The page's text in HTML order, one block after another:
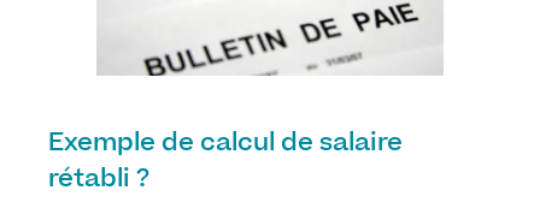
Exemple de calcul de salaire
rétabli ?